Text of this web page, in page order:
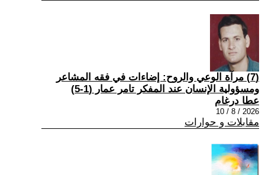
(7) مرآة الوعي والروح: إضاءات في فقه المشاعر
ومسؤولية الإنسان عند المفكر تامر عمار (1-5)
عطا درغام
2026 / 8 / 10
مقابلات و حوارات